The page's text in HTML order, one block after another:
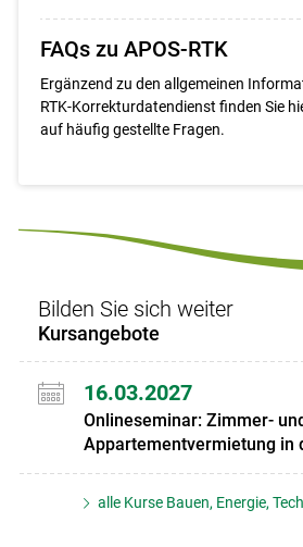
FAQs zu APOS-RTK
Ergänzend zu den allgemeinen
RTK-Korrekturdatendienst finden Sie
auf häufig gestellte Fragen.
Bilden Sie sich weiter
Kursangebote
16.03.2027
Onlineseminar: Zimmer-
Appartementvermietung in
alle Kurse Bauen, Energie,